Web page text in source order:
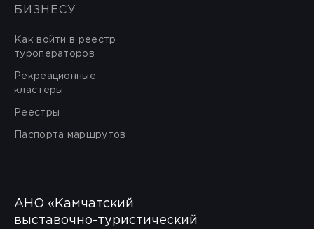
БИЗНЕСУ
Как войти в реестр
туроператоров
Рекреационные
кластеры
Реестры
Паспорта маршрутов
АНО «Камчатский
выставочно-туристический